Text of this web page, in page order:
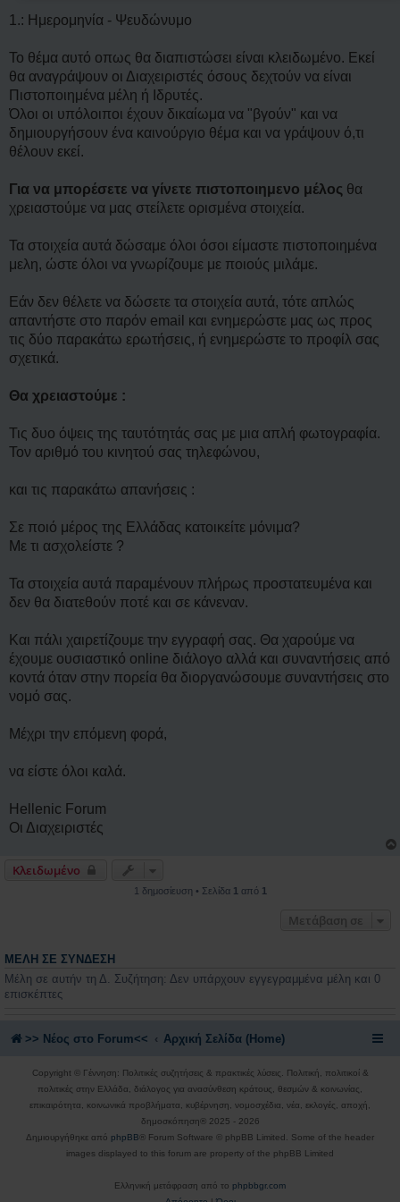
1.: Ημερομηνία - Ψευδώνυμο
Το θέμα αυτό οπως θα διαπιστώσει είναι κλειδωμένο. Εκεί
θα αναγράψουν οι Διαχειριστές όσους δεχτούν να είναι
Πιστοποιημένα μέλη ή Ιδρυτές.
Όλοι οι υπόλοιποι έχουν δικαίωμα να "βγούν" και να
δημιουργήσουν ένα καινούργιο θέμα και να γράψουν ό,τι
θέλουν εκεί.
Για να μπορέσετε να γίνετε πιστοποιημενο μέλος θα
χρειαστούμε να μας στείλετε ορισμένα στοιχεία.
Τα στοιχεία αυτά δώσαμε όλοι όσοι είμαστε πιστοποιημένα
μελη, ώστε όλοι να γνωρίζουμε με ποιούς μιλάμε.
Εάν δεν θέλετε να δώσετε τα στοιχεία αυτά, τότε απλώς
απαντήστε στο παρόν email και ενημερώστε μας ως προς
τις δύο παρακάτω ερωτήσεις, ή ενημερώστε το προφίλ σας
σχετικά.
Θα χρειαστούμε :
Τις δυο όψεις της ταυτότητάς σας με μια απλή φωτογραφία.
Τον αριθμό του κινητού σας τηλεφώνου,
και τις παρακάτω απανήσεις :
Σε ποιό μέρος της Ελλάδας κατοικείτε μόνιμα?
Με τι ασχολείστε ?
Τα στοιχεία αυτά παραμένουν πλήρως προστατευμένα και
δεν θα διατεθούν ποτέ και σε κάνεναν.
Και πάλι χαιρετίζουμε την εγγραφή σας. Θα χαρούμε να
έχουμε ουσιαστικό online διάλογο αλλά και συναντήσεις από
κοντά όταν στην πορεία θα διοργανώσουμε συναντήσεις στο
νομό σας.
Μέχρι την επόμενη φορά,
να είστε όλοι καλά.
Hellenic Forum
Οι Διαχειριστές
Κλειδωμένο
1 δημοσίευση • Σελίδα 1 από 1
Μετάβαση σε
ΜΈΛΗ ΣΕ ΣΎΝΔΕΣΗ
Μέλη σε αυτήν τη Δ. Συζήτηση: Δεν υπάρχουν εγγεγραμμένα μέλη και 0
επισκέπτες
>> Nέος στο Forum<< Αρχική Σελίδα (Home)
Copyright © Γέννηση: Πολιτικές συζητήσεις & πρακτικές λύσεις. Πολιτική, πολιτικοί &
πολιτικές στην Ελλάδα, διάλογος για ανασύνθεση κράτους, θεσμών & κοινωνίας,
επικαιρότητα, κοινωνικά προβλήματα, κυβέρνηση, νομοσχέδια, νέα, εκλογές, αποχή,
δημοσκόπηση® 2025 - 2026
Δημιουργήθηκε από phpBB ® Forum Software © phpBB Limited. Some of the header
images displayed to this forum are property of the phpBB Limited
Ελληνική μετάφραση από το phpbbgr.com